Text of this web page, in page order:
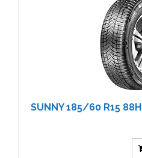
SUNNY 185/60 R15